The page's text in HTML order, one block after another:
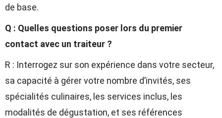
de base.
Q : Quelles questions poser lors du premier
contact avec un traiteur ?
R : Interrogez sur son expérience dans votre secteur,
sa capacité à gérer votre nombre d’invités, ses
spécialités culinaires, les services inclus, les
modalités de dégustation, et ses références